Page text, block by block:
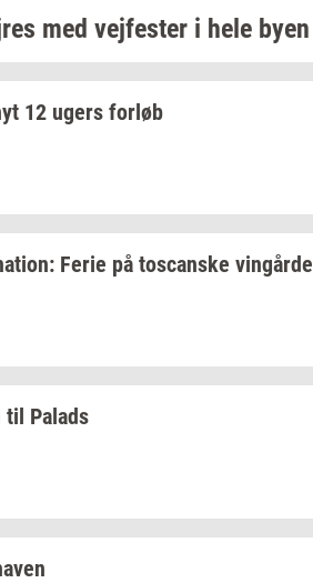
med vej­fe­ster i hele byen
12 ugers for­løb
Ferie på toscan­ske vin­går­de
til Pa­lads